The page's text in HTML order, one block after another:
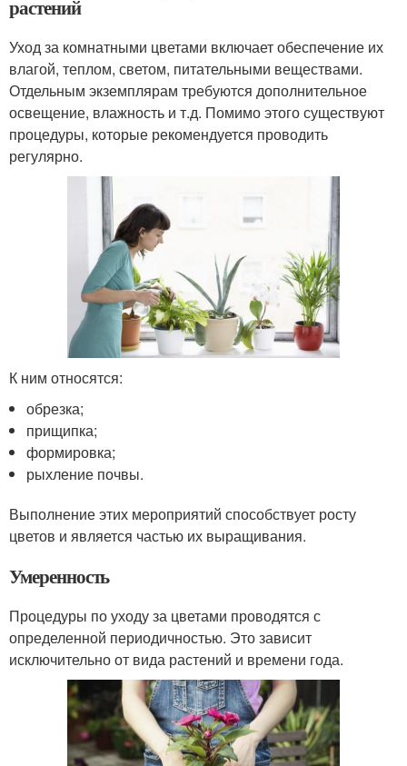
растений
Уход за комнатными цветами включает обеспечение их
влагой, теплом, светом, питательными веществами.
Отдельным экземплярам требуются дополнительное
освещение, влажность и т.д. Помимо этого существуют
процедуры, которые рекомендуется проводить
регулярно.
К ним относятся:
обрезка;
прищипка;
формировка;
рыхление почвы.
Выполнение этих мероприятий способствует росту
цветов и является частью их выращивания.
Умеренность
Процедуры по уходу за цветами проводятся с
определенной периодичностью. Это зависит
исключительно от вида растений и времени года.